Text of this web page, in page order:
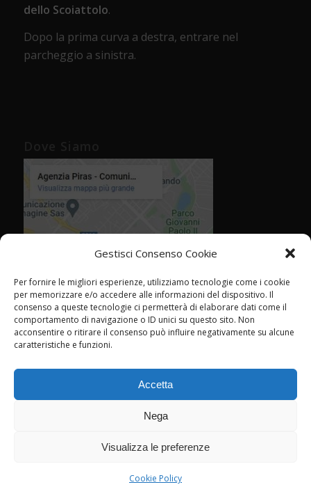
Gestisci Consenso Cookie
Per fornire le migliori esperienze, utilizziamo tecnologie come i cookie
per memorizzare e/o accedere alle informazioni del dispositivo. Il
consenso a queste tecnologie ci permetterà di elaborare dati come il
comportamento di navigazione o ID unici su questo sito. Non
acconsentire o ritirare il consenso può influire negativamente su alcune
caratteristiche e funzioni.
Accetta
Nega
Visualizza le preferenze
Cookie Policy
dello Scoiattolo.
Dopo la prima curva a destra, entrare nel
parcheggio a sinistra.
© Agenzia Piras - Rimini - CF P.IVA 02358760409 -